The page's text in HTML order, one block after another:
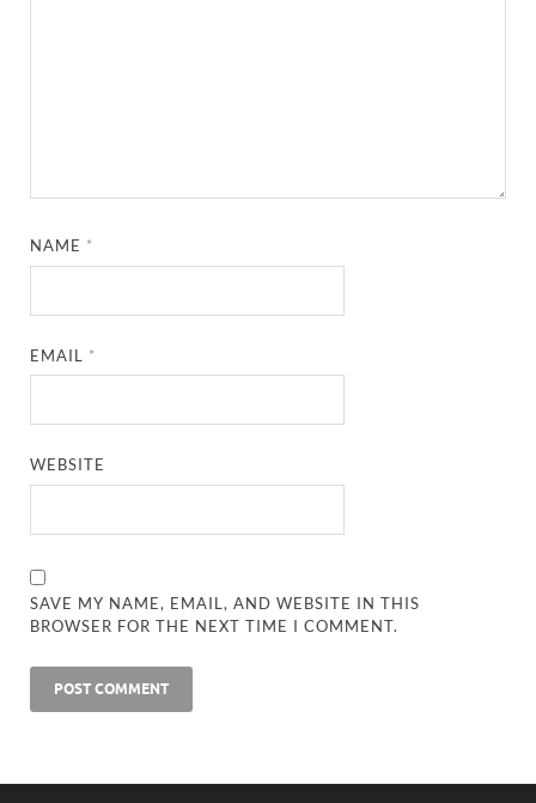
NAME *
EMAIL *
WEBSITE
SAVE MY NAME, EMAIL, AND WEBSITE IN THIS
BROWSER FOR THE NEXT TIME I COMMENT.